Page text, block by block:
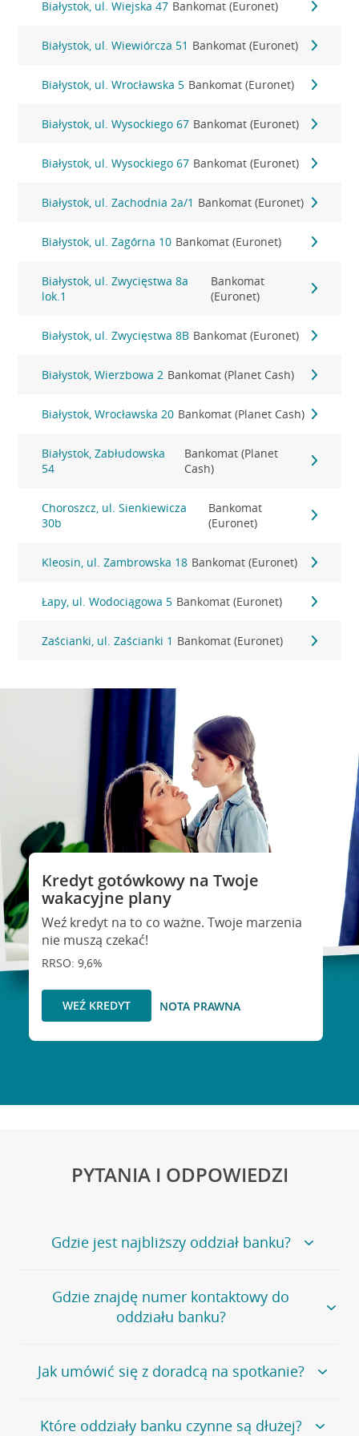
Białystok, ul. Wiejska 47 Bankomat (Euronet)
Białystok, ul. Wiewiórcza 51 Bankomat (Euronet)
Białystok, ul. Wrocławska 5 Bankomat (Euronet)
Białystok, ul. Wysockiego 67 Bankomat (Euronet)
Białystok, ul. Wysockiego 67 Bankomat (Euronet)
Białystok, ul. Zachodnia 2a/1 Bankomat (Euronet)
Białystok, ul. Zagórna 10 Bankomat (Euronet)
Białystok, ul. Zwycięstwa 8a
lok.1
Bankomat
(Euronet)
Białystok, ul. Zwycięstwa 8B Bankomat (Euronet)
Białystok, Wierzbowa 2 Bankomat (Planet Cash)
Białystok, Wrocławska 20 Bankomat (Planet Cash)
Białystok, Zabłudowska
54
Bankomat (Planet
Cash)
Choroszcz, ul. Sienkiewicza
30b
Bankomat
(Euronet)
Kleosin, ul. Zambrowska 18 Bankomat (Euronet)
Łapy, ul. Wodociągowa 5 Bankomat (Euronet)
Zaścianki, ul. Zaścianki 1 Bankomat (Euronet)
Kredyt gotówkowy na Twoje
wakacyjne plany
Weź kredyt na to co ważne. Twoje marzenia
nie muszą czekać!
RRSO: 9,6%
WEŹ KREDYT NOTA PRAWNA
PYTANIA I ODPOWIEDZI
Gdzie jest najbliższy oddział banku?
Jeśli szukasz oddziału naszego banku, zapraszamy na
stronęPlacówki i bankomaty, na której znajduje się
wygodna wyszukiwarka.
oddziałów
Gdzie znajdę numer kontaktowy do
oddziału banku?
Bank Credit Agricole nie udostępnia ogólnego numeru
telefonu do placówki bankowej.
umówienia się z doradcą w placówce bankowej .
Jak umówić się z doradcą na spotkanie?
Jeśli jesteś już naszym
Które oddziały banku czynne są dłużej?